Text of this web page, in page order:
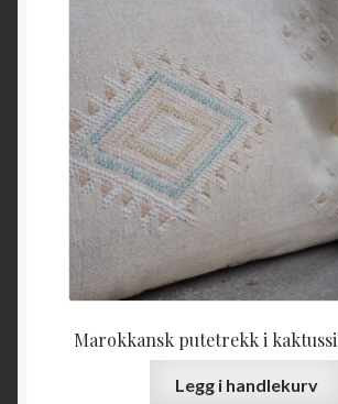
Marokkansk putetrekk i
Legg i handlekurv